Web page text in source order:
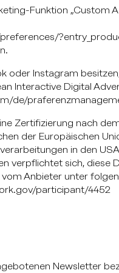
Funktion „Custom
oder Instagram
Interactive Digital
de/
Zertifizierung nach
der Europäischen
in den
verpflichtet sich, diese
Anbieter unter
participant/4452
Newsletter